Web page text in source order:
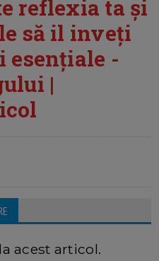
reflexia ta și
să il inveți
esențiale -
|
acest articol.